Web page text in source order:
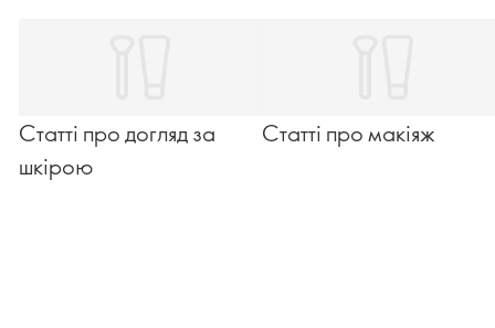
Статті про догляд за
шкірою
Статті про макіяж